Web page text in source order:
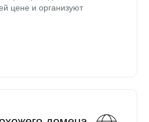
цене и организуют